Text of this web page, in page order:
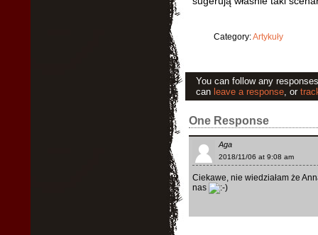
Category:Artykuły
You can follow any
can leave a response, or
One Response
Aga
2018/11/06 at 9:08 am
Ciekawe, nie wiedziałam że
nas